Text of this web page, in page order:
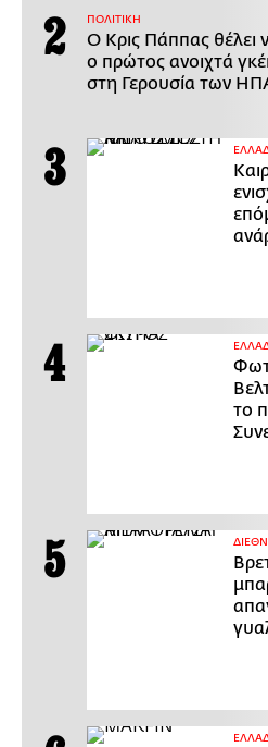
ΠΟΛΙΤΙΚΗ
Ο Κρις Πάππας θέλει
ο πρώτος ανοιχτά
στη Γερουσία των
το